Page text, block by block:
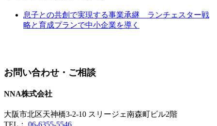
息子との共創で実現する事業承継 ランチェスター戦
略と育成プランで中小企業を導く
お問い合わせ・ご相談
NNA株式会社
大阪市北区天神橋3-2-10 スリージェ南森町ビル2階